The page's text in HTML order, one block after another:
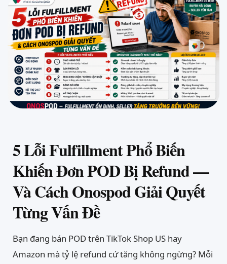
5 Lỗi Fulfillment Phổ Biến
Khiến Đơn POD Bị Refund —
Và Cách Onospod Giải Quyết
Từng Vấn Đề
Bạn đang bán POD trên TikTok Shop US hay
Amazon mà tỷ lệ refund cứ tăng không ngừng? Mỗi